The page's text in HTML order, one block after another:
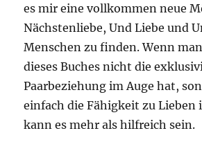
es mir eine vollkommen neue
Nächstenliebe, Und Liebe und
Menschen zu finden. Wenn
dieses Buches nicht die
Paarbeziehung im Auge hat,
einfach die Fähigkeit zu Lieben
kann es mehr als hilfreich sein.